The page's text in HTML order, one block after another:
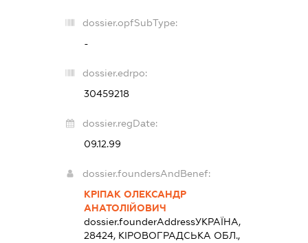
dossier.opfSubType:
-
dossier.edrpo:
30459218
dossier.regDate:
09.12.99
dossier.foundersAndBenef:
КРІПАК ОЛЕКСАНДР
АНАТОЛІЙОВИЧ
dossier.founderAddressУКРАЇНА,
28424, КІРОВОГРАДСЬКА ОБЛ.,